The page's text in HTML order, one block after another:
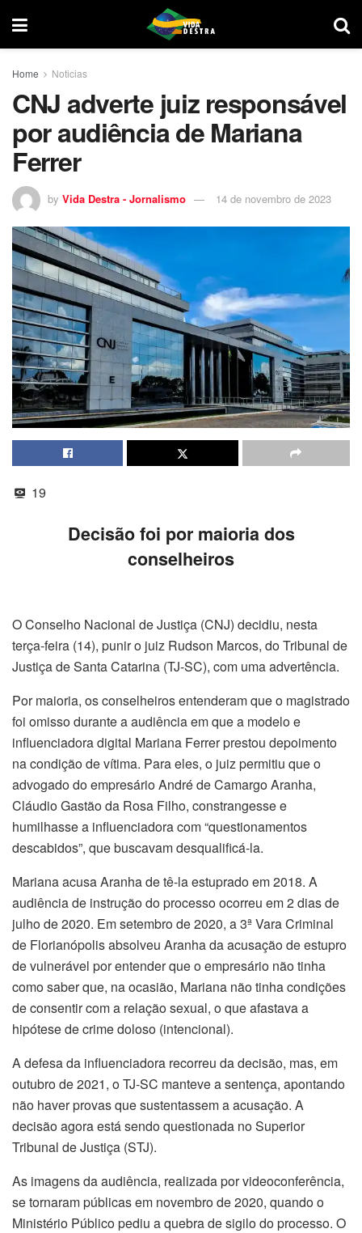
Home Noticias
CNJ adverte juiz responsável
por audiência de Mariana
Ferrer
by Vida Destra - Jornalismo 14 de novembro de 2023
19
Decisão foi por maioria dos
conselheiros
O Conselho Nacional de Justiça (CNJ) decidiu, nesta
terça-feira (14), punir o juiz Rudson Marcos, do Tribunal de
Justiça de Santa Catarina (TJ-SC), com uma advertência.
Por maioria, os conselheiros entenderam que o magistrado
foi omisso durante a audiência em que a modelo e
influenciadora digital Mariana Ferrer prestou depoimento
na condição de vítima. Para eles, o juiz permitiu que o
advogado do empresário André de Camargo Aranha,
Cláudio Gastão da Rosa Filho, constrangesse e
humilhasse a influenciadora com “questionamentos
descabidos”, que buscavam desqualificá-la.
Mariana acusa Aranha de tê-la estuprado em 2018. A
audiência de instrução do processo ocorreu em 2 dias de
julho de 2020. Em setembro de 2020, a 3ª Vara Criminal
de Florianópolis absolveu Aranha da acusação de estupro
de vulnerável por entender que o empresário não tinha
como saber que, na ocasião, Mariana não tinha condições
de consentir com a relação sexual, o que afastava a
hipótese de crime doloso (intencional).
A defesa da influenciadora recorreu da decisão, mas, em
outubro de 2021, o TJ-SC manteve a sentença, apontando
não haver provas que sustentassem a acusação. A
decisão agora está sendo questionada no Superior
Tribunal de Justiça (STJ).
As imagens da audiência, realizada por videoconferência,
se tornaram públicas em novembro de 2020, quando o
Ministério Público pediu a quebra de sigilo do processo. O